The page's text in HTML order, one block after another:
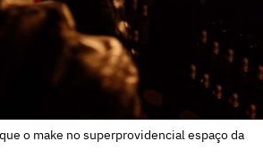
o make no superprovidencial espaço da